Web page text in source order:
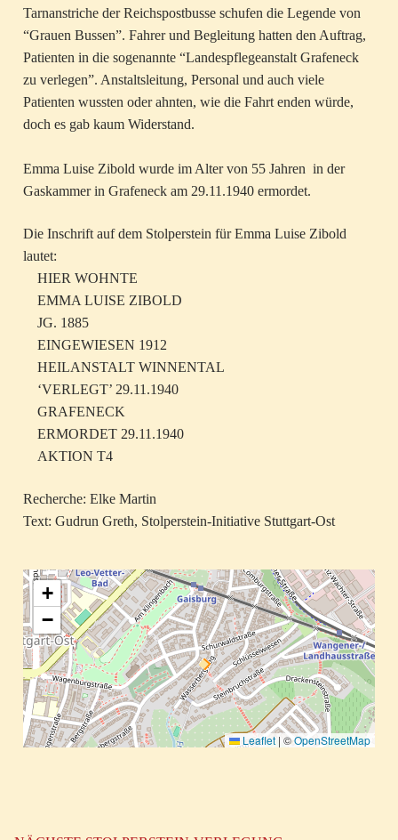
Tarnanstriche der Reichspostbusse schufen die Legende von
“Grauen Bussen”. Fahrer und Begleitung hatten den Auftrag,
Patienten in die sogenannte “Landespflegeanstalt Grafeneck
zu verlegen”. Anstaltsleitung, Personal und auch viele
Patienten wussten oder ahnten, wie die Fahrt enden würde,
doch es gab kaum Widerstand.
Emma Luise Zibold wurde im Alter von 55 Jahren in der
Gaskammer in Grafeneck am 29.11.1940 ermordet.
Die Inschrift auf dem Stolperstein für Emma Luise Zibold
lautet:
HIER WOHNTE
EMMA LUISE ZIBOLD
JG. 1885
EINGEWIESEN 1912
HEILANSTALT WINNENTAL
‘VERLEGT’ 29.11.1940
GRAFENECK
ERMORDET 29.11.1940
AKTION T4
Recherche: Elke Martin
Text: Gudrun Greth, Stolperstein-Initiative Stuttgart-Ost
+
−
Leaflet | ©OpenStreetMap